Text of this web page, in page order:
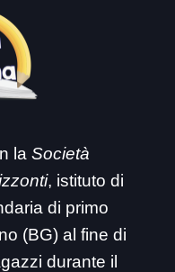
la Società
, istituto di
di primo
(BG) al fine di
durante il